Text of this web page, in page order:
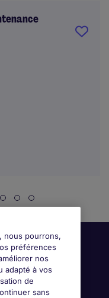
nous pourrons,
préférences
nos
adapté à vos
de
sans